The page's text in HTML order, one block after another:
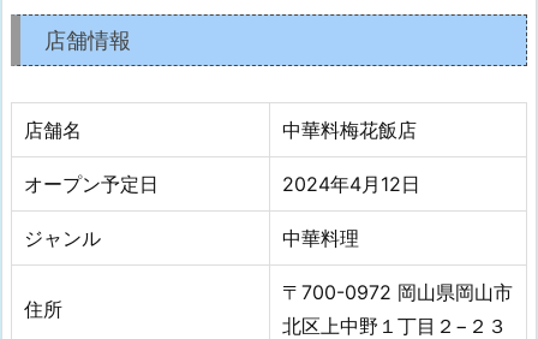
店舗情報
店舗名 中華料梅花飯店
オープン予定日 2024年4月12日
ジャンル 中華料理
住所
〒700-0972 岡山県岡山市
北区上中野１丁目２−２３